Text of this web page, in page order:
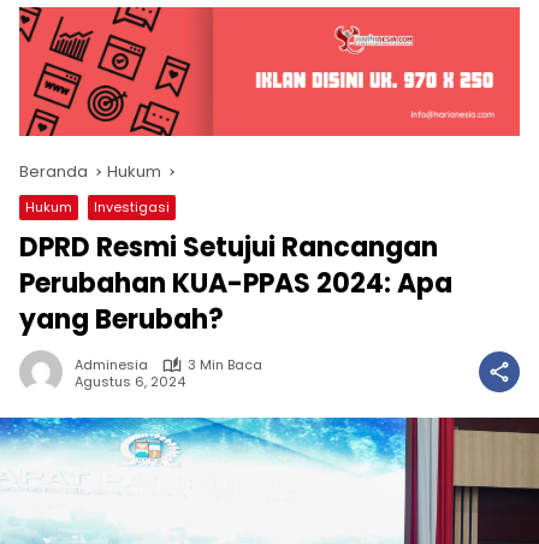
Beranda Hukum
Hukum Investigasi
DPRD Resmi Setujui Rancangan
Perubahan KUA-PPAS 2024: Apa
yang Berubah?
Adminesia
3 Min Baca
Agustus 6, 2024